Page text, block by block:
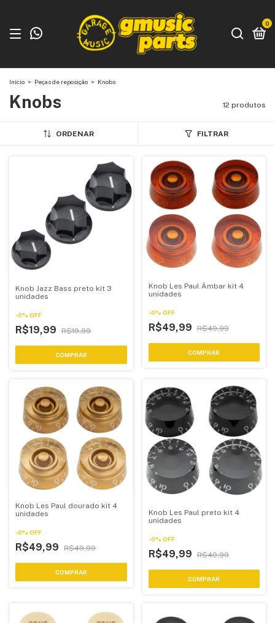
0
Início > Peças de reposição > Knobs
Knobs 12 produtos
ORDENAR FILTRAR
Knob Jazz Bass preto kit 3
unidades
-0% OFF
R$19,99 R$19,99
Knob Les Paul Âmbar kit 4
unidades
-0% OFF
R$49,99 R$49,99
Knob Les Paul dourado kit 4
unidades
-0% OFF
R$49,99 R$49,99
Knob Les Paul preto kit 4
unidades
-0% OFF
R$49,99 R$49,99